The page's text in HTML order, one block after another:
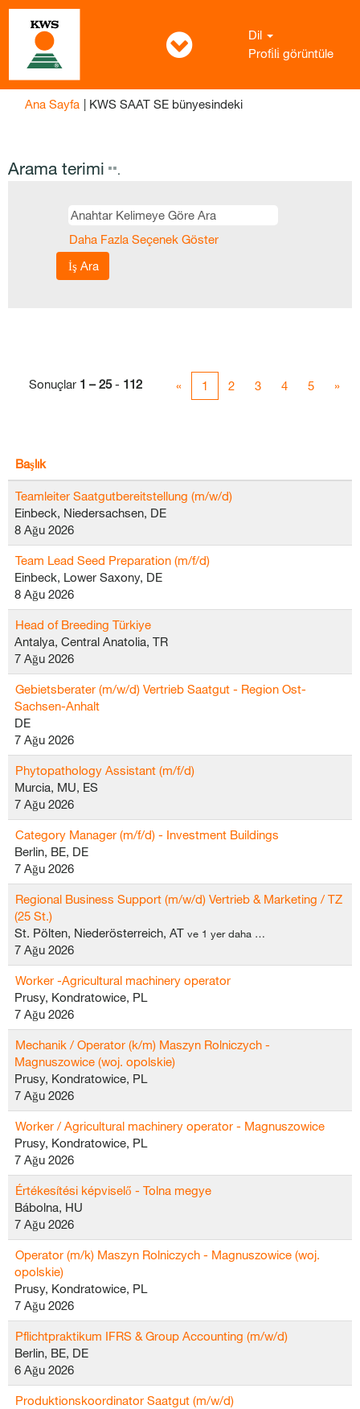
Dil
Profi̇li̇ görüntüle
Ana Sayfa | KWS SAAT SE bünyesindeki(mevcut
Arama terimi "".
Daha Fazla Seçenek Göster
Sonuçlar 1 – 25- 112 « 1 2 3 4 5 »
Başlık
Teamleiter Saatgutbereitstellung (m/w/d)
Einbeck, Niedersachsen, DE
8 Ağu 2026
Team Lead Seed Preparation (m/f/d)
Einbeck, Lower Saxony, DE
8 Ağu 2026
Head of Breeding Türkiye
Antalya, Central Anatolia, TR
7 Ağu 2026
Gebietsberater (m/w/d) Vertrieb Saatgut - Region Ost-
Sachsen-Anhalt
DE
7 Ağu 2026
Phytopathology Assistant (m/f/d)
Murcia, MU, ES
7 Ağu 2026
Category Manager (m/f/d) - Investment Buildings
Berlin, BE, DE
7 Ağu 2026
Regional Business Support (m/w/d) Vertrieb & Marketing / TZ
(25 St.)
St. Pölten, Niederösterreich, AT ve 1 yer daha …
7 Ağu 2026
Worker -Agricultural machinery operator
Prusy, Kondratowice, PL
7 Ağu 2026
Mechanik / Operator (k/m) Maszyn Rolniczych -
Magnuszowice (woj. opolskie)
Prusy, Kondratowice, PL
7 Ağu 2026
Worker / Agricultural machinery operator - Magnuszowice
Prusy, Kondratowice, PL
7 Ağu 2026
Értékesítési képviselő - Tolna megye
Bábolna, HU
7 Ağu 2026
Operator (m/k) Maszyn Rolniczych - Magnuszowice (woj.
opolskie)
Prusy, Kondratowice, PL
7 Ağu 2026
Pflichtpraktikum IFRS & Group Accounting (m/w/d)
Berlin, BE, DE
6 Ağu 2026
Produktionskoordinator Saatgut (m/w/d)